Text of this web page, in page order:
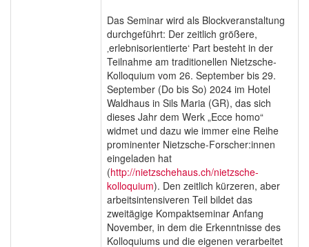
Das Seminar wird als Blockveranstaltung
durchgeführt: Der zeitlich größere,
‚erlebnisorientierte‘ Part besteht in der
Teilnahme am traditionellen Nietzsche-
Kolloquium vom 26. September bis 29.
September (Do bis So) 2024 im Hotel
Waldhaus in Sils Maria (GR), das sich
dieses Jahr dem Werk „Ecce homo“
widmet und dazu wie immer eine Reihe
prominenter Nietzsche-Forscher:innen
eingeladen hat
(http://nietzschehaus.ch/nietzsche-
kolloquium). Den zeitlich kürzeren, aber
arbeitsintensiveren Teil bildet das
zweitägige Kompaktseminar Anfang
November, in dem die Erkenntnisse des
Kolloquiums und die eigenen verarbeitet